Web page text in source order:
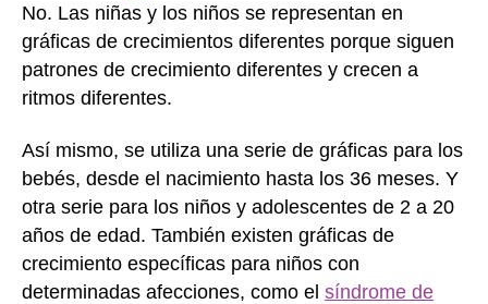
No. Las niñas y los niños se representan en
gráficas de crecimientos diferentes porque siguen
patrones de crecimiento diferentes y crecen a
ritmos diferentes.
Así mismo, se utiliza una serie de gráficas para los
bebés, desde el nacimiento hasta los 36 meses. Y
otra serie para los niños y adolescentes de 2 a 20
años de edad. También existen gráficas de
crecimiento específicas para niños con
determinadas afecciones, como el síndrome de